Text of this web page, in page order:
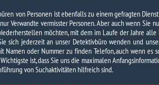
von Personen ist ebenfalls zu einem gefragten
Verwandte vermisster Personen. Aber auch wenn Sie
möchten, mit dem im Laufe der Jahre
sich jederzeit an unser Detektivbüro wenden und
Namen oder Nummer zu finden Telefon, auch wenn es
Wichtigste ist, dass Sie uns die maximalen
von Suchaktivitäten hilfreich sind.